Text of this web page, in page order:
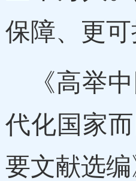
保障、更
《高举
代化国家
要文献选